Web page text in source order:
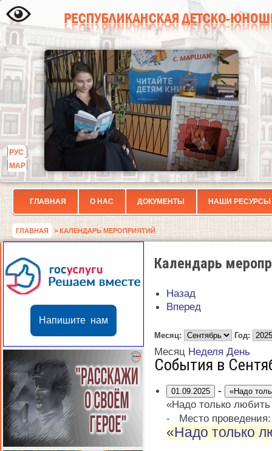
РУС
МАР
ГЛАВНАЯ О НАС ДОКУМЕНТЫ НАШИ РЕСУРСЫ
ГЛАВНАЯ > КАЛЕНДАРЬ МЕРОПРИЯТИЙ
Напишите нам
Календарь
Назад
Вперед
Месяц: Год:
Месяц Неделя День
События в
01.09.2025 - «Надо
«Надо только
-
Место
«Надо только